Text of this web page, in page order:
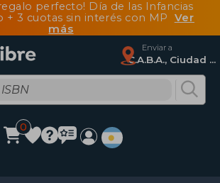
perfecto! Día de las Infancias
+ 3 cuotas sin interés con MP Ver
más
Enviar a
C.A.B.A., Ciudad Autónoma De Buenos Aires
0